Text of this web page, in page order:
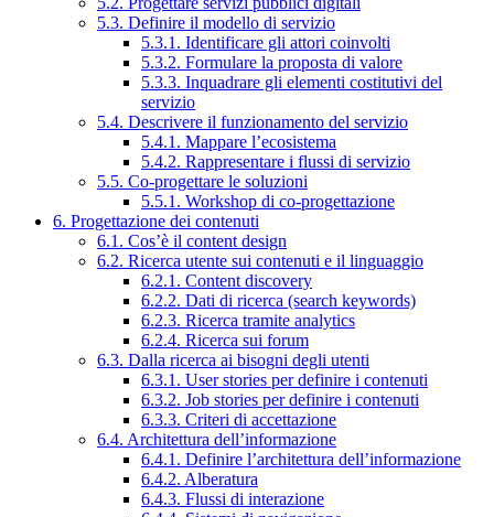
5.3. Definire il modello di servizio
5.3.1. Identificare gli attori coinvolti
5.3.2. Formulare la proposta di valore
5.3.3. Inquadrare gli elementi costitutivi del
servizio
5.4. Descrivere il funzionamento del servizio
5.4.1. Mappare l’ecosistema
5.4.2. Rappresentare i flussi di servizio
5.5. Co-progettare le soluzioni
5.5.1. Workshop di co-progettazione
6. Progettazione dei contenuti
6.1. Cos’è il content design
6.2. Ricerca utente sui contenuti e il linguaggio
6.2.1. Content discovery
6.2.2. Dati di ricerca (search keywords)
6.2.3. Ricerca tramite analytics
6.2.4. Ricerca sui forum
6.3. Dalla ricerca ai bisogni degli utenti
6.3.1. User stories per definire i contenuti
6.3.2. Job stories per definire i contenuti
6.3.3. Criteri di accettazione
6.4. Architettura dell’informazione
6.4.1. Definire l’architettura dell’informazione
6.4.2. Alberatura
6.4.3. Flussi di interazione